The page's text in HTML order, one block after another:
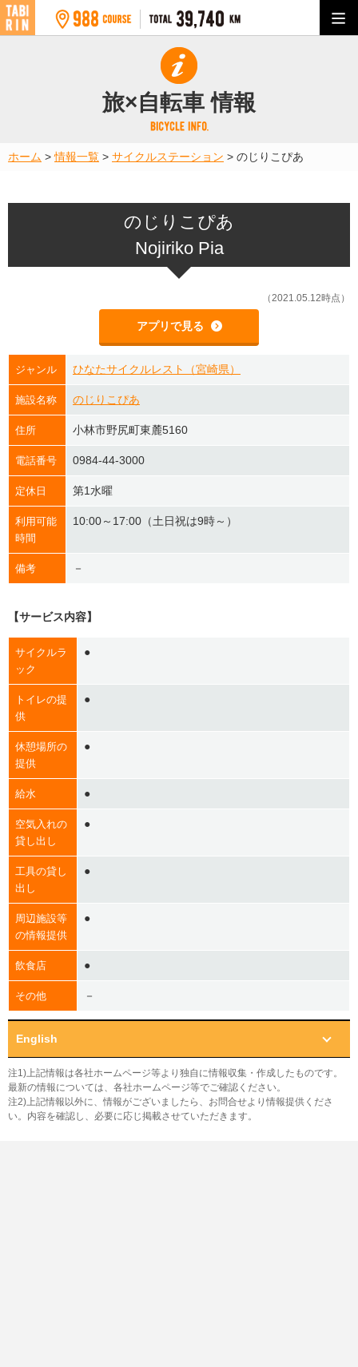
旅×自転車 情報
ホーム >情報一覧 > サイクルステーション > のじりこぴあ
のじりこぴあ
Nojiriko Pia
（2021.05.12時点）
アプリで見る
ジャンル ひなたサイクルレスト（宮崎県）
施設名称 のじりこぴあ
住所 小林市野尻町東麓5160
電話番号 0984-44-3000
定休日 第1水曜
利用可能
時間
10:00～17:00（土日祝は9時～）
備考 －
【サービス内容】
サイクルラ
ック
●
トイレの提
供
●
休憩場所の
提供
●
給水 ●
空気入れの
貸し出し
●
工具の貸し
出し
●
周辺施設等
の情報提供
●
飲食店 ●
その他 －
English
注1)上記情報は各社ホームページ等より独自に情報収集・作成したものです。
最新の情報については、各社ホームページ等でご確認ください。
注2)上記情報以外に、情報がございましたら、お問合せより情報提供くださ
い。内容を確認し、必要に応じ掲載させていただきます。